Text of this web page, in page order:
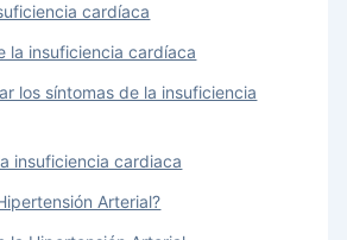
cardíaca
la insuficiencia cardíaca
los síntomas de la insuficiencia
insuficiencia cardiaca
Arterial?